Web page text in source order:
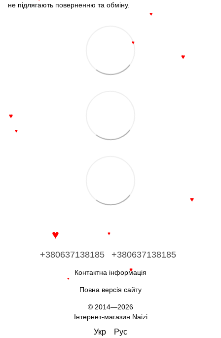
не підлягають поверненню та обміну.
+380637138185 +380637138185
Контактна інформація
Повна версія сайту
© 2014—2026
Інтернет-магазин Naizi
Укр Рус
♥
♥